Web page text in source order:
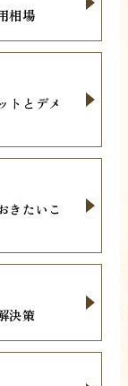
相場
トとデメ
きたいこ
決策